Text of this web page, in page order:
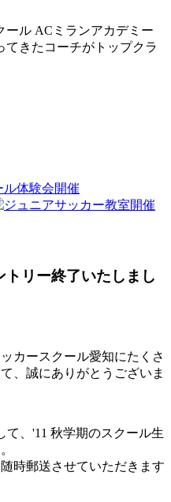
ール ACミランアカデミー
きたコーチがトップクラ
トリー終了いたしまし
カースクール愛知にたくさ
、誠にありがとうございま
て、'11 秋学期のスクール生
時郵送させていただきます